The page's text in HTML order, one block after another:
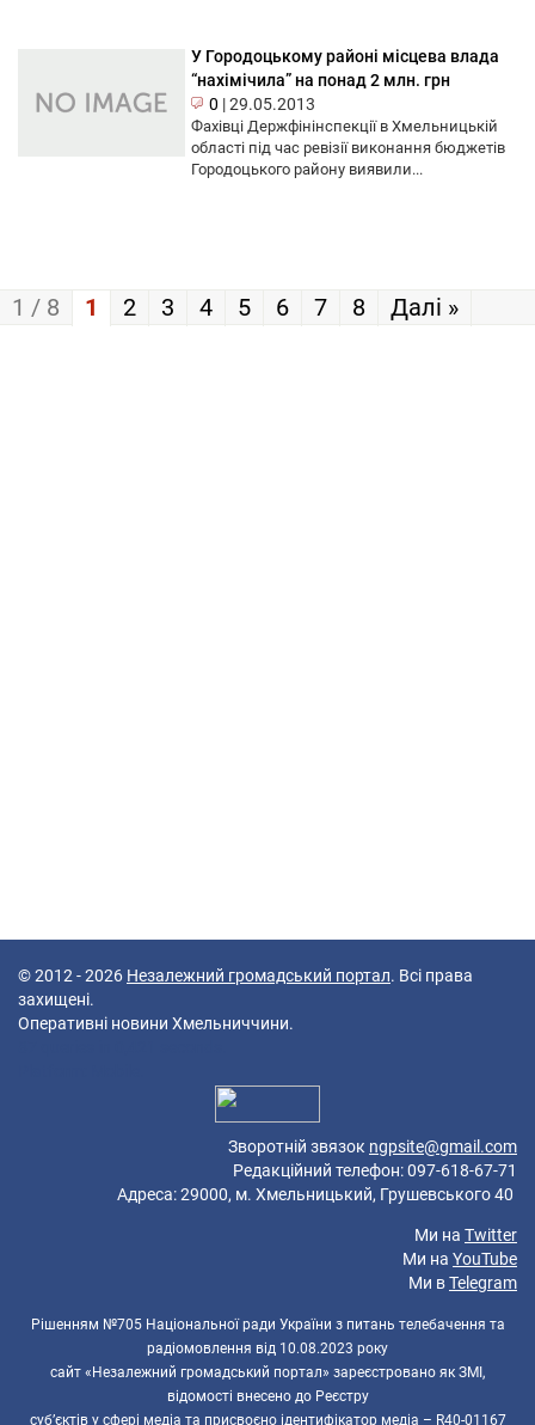
У Городоцькому районі місцева влада
“нахімічила” на понад 2 млн. грн
0 |29.05.2013
Фахівці Держфінінспекції в Хмельницькій
області під час ревізії виконання бюджетів
Городоцького району виявили...
1 / 8 1 2 3 4 5 6 7 8 Далі »
© 2012 - 2026 Незалежний громадський портал. Всі права
захищені.
Оперативні новини Хмельниччини.
Зворотній звязок ngpsite@gmail.com
Редакційний телефон: 097-618-67-71
Адреса: 29000, м. Хмельницький, Грушевського 40
Ми на Twitter
Ми на YouTube
Ми вTelegram
Рішенням №705 Національної ради України з питань телебачення та
радіомовлення від 10.08.2023 року
сайт «Незалежний громадський портал» зареєстровано як ЗМІ,
відомості внесено до Реєстру
суб’єктів у сфері медіа та присвоєно ідентифікатор медіа – R40-01167